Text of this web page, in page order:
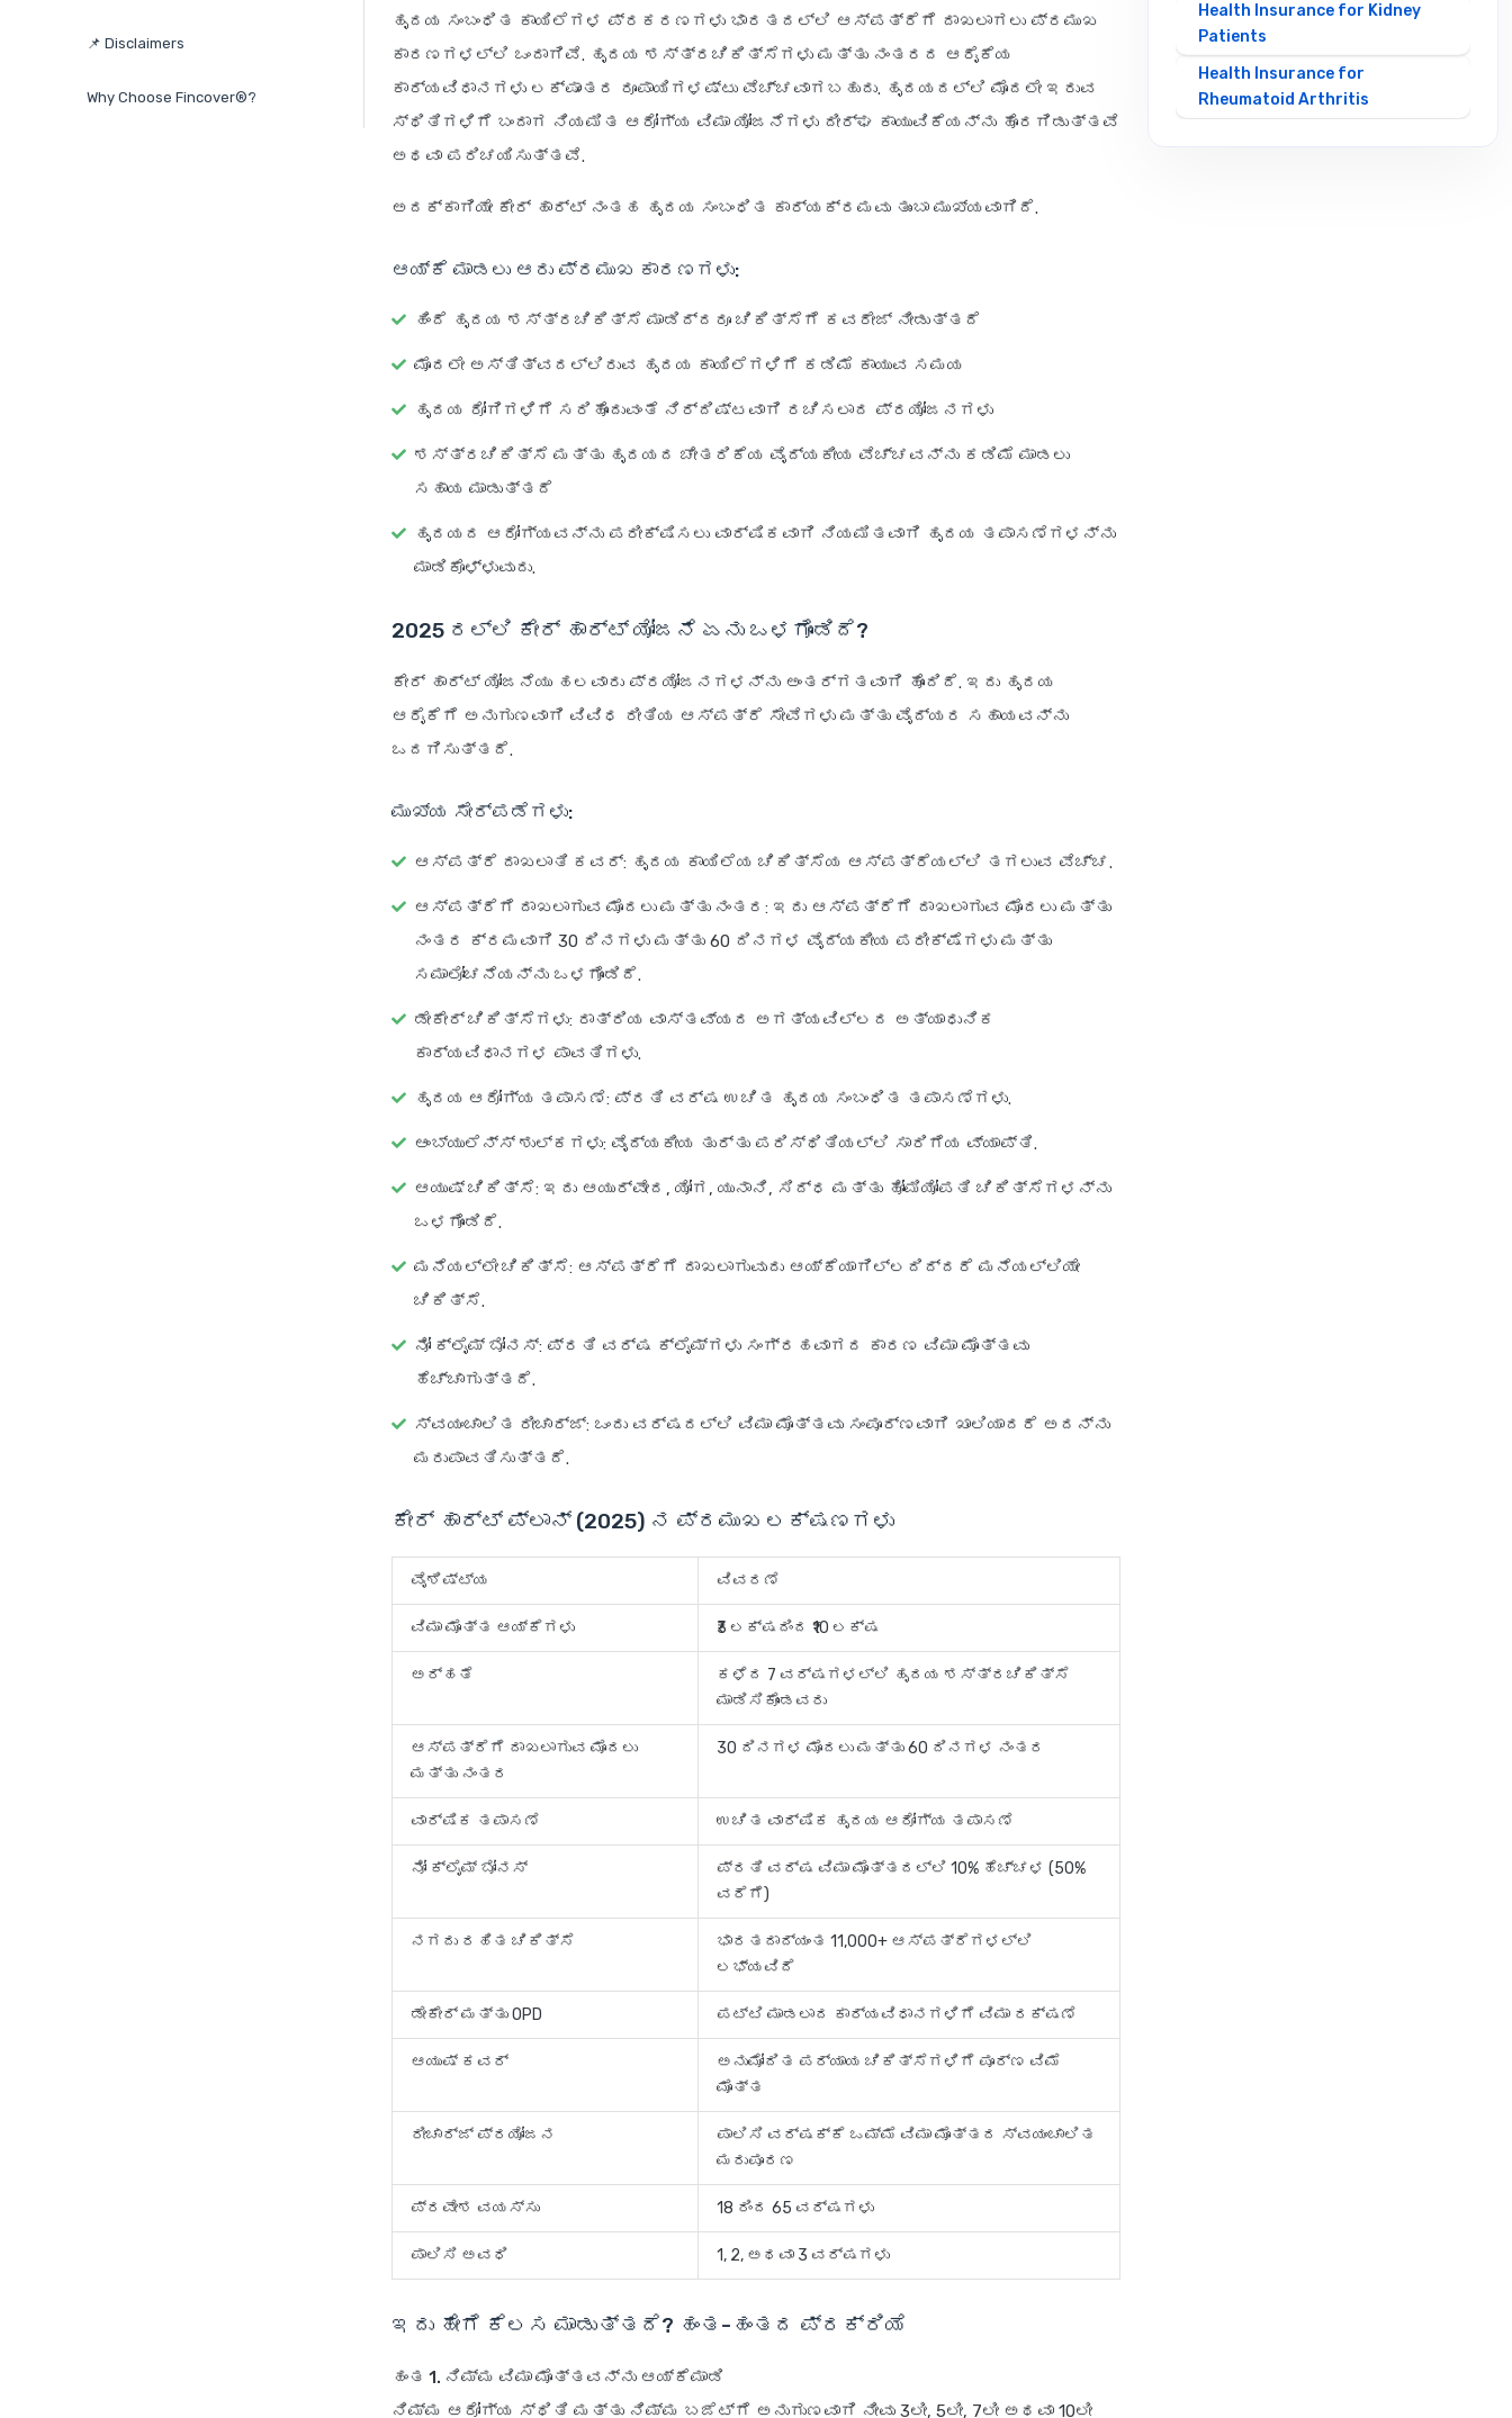
📌 Disclaimers
Why Choose Fincover®?
ಹೃದಯ ಸಂಬಂಧಿತ ಕಾಯಿಲೆಗಳ ಪ್ರಕರಣಗಳು ಭಾರತದಲ್ಲಿ ಆಸ್ಪತ್ರೆಗೆ ದಾಖಲಾಗಲು ಪ್ರಮುಖ
ಕಾರಣಗಳಲ್ಲಿ ಒಂದಾಗಿವೆ. ಹೃದಯ ಶಸ್ತ್ರಚಿಕಿತ್ಸೆಗಳು ಮತ್ತು ನಂತರದ ಆರೈಕೆಯ
ಕಾರ್ಯವಿಧಾನಗಳು ಲಕ್ಷಾಂತರ ರೂಪಾಯಿಗಳಷ್ಟು ವೆಚ್ಚವಾಗಬಹುದು. ಹೃದಯದಲ್ಲಿ ಮೊದಲೇ ಇರುವ
ಸ್ಥಿತಿಗಳಿಗೆ ಬಂದಾಗ ನಿಯಮಿತ ಆರೋಗ್ಯ ವಿಮಾ ಯೋಜನೆಗಳು ದೀರ್ಘ ಕಾಯುವಿಕೆಯನ್ನು ಹೊರಗಿಡುತ್ತವೆ
ಅಥವಾ ಪರಿಚಯಿಸುತ್ತವೆ.
ಅದಕ್ಕಾಗಿಯೇ ಕೇರ್ ಹಾರ್ಟ್ ನಂತಹ ಹೃದಯ ಸಂಬಂಧಿತ ಕಾರ್ಯಕ್ರಮವು ತುಂಬಾ ಮುಖ್ಯವಾಗಿದೆ.
ಆಯ್ಕೆ ಮಾಡಲು ಆರು ಪ್ರಮುಖ ಕಾರಣಗಳು:
ಹಿಂದೆ ಹೃದಯ ಶಸ್ತ್ರಚಿಕಿತ್ಸೆ ಮಾಡಿದ್ದರೂ ಚಿಕಿತ್ಸೆಗೆ ಕವರೇಜ್ ನೀಡುತ್ತದೆ
ಮೊದಲೇ ಅಸ್ತಿತ್ವದಲ್ಲಿರುವ ಹೃದಯ ಕಾಯಿಲೆಗಳಿಗೆ ಕಡಿಮೆ ಕಾಯುವ ಸಮಯ
ಹೃದಯ ರೋಗಿಗಳಿಗೆ ಸರಿಹೊಂದುವಂತೆ ನಿರ್ದಿಷ್ಟವಾಗಿ ರಚಿಸಲಾದ ಪ್ರಯೋಜನಗಳು
ಶಸ್ತ್ರಚಿಕಿತ್ಸೆ ಮತ್ತು ಹೃದಯದ ಚೇತರಿಕೆಯ ವೈದ್ಯಕೀಯ ವೆಚ್ಚವನ್ನು ಕಡಿಮೆ ಮಾಡಲು
ಸಹಾಯ ಮಾಡುತ್ತದೆ
ಹೃದಯದ ಆರೋಗ್ಯವನ್ನು ಪರೀಕ್ಷಿಸಲು ವಾರ್ಷಿಕವಾಗಿ ನಿಯಮಿತವಾಗಿ ಹೃದಯ ತಪಾಸಣೆಗಳನ್ನು
ಮಾಡಿಕೊಳ್ಳುವುದು.
2025 ರಲ್ಲಿ ಕೇರ್ ಹಾರ್ಟ್ ಯೋಜನೆ ಏನು ಒಳಗೊಂಡಿದೆ?
ಕೇರ್ ಹಾರ್ಟ್ ಯೋಜನೆಯು ಹಲವಾರು ಪ್ರಯೋಜನಗಳನ್ನು ಅಂತರ್ಗತವಾಗಿ ಹೊಂದಿದೆ. ಇದು ಹೃದಯ
ಆರೈಕೆಗೆ ಅನುಗುಣವಾಗಿ ವಿವಿಧ ರೀತಿಯ ಆಸ್ಪತ್ರೆ ಸೇವೆಗಳು ಮತ್ತು ವೈದ್ಯರ ಸಹಾಯವನ್ನು
ಒದಗಿಸುತ್ತದೆ.
ಮುಖ್ಯ ಸೇರ್ಪಡೆಗಳು:
ಆಸ್ಪತ್ರೆ ದಾಖಲಾತಿ ಕವರ್: ಹೃದಯ ಕಾಯಿಲೆಯ ಚಿಕಿತ್ಸೆಯ ಆಸ್ಪತ್ರೆಯಲ್ಲಿ ತಗಲುವ ವೆಚ್ಚ.
ಆಸ್ಪತ್ರೆಗೆ ದಾಖಲಾಗುವ ಮೊದಲು ಮತ್ತು ನಂತರ : ಇದು ಆಸ್ಪತ್ರೆಗೆ ದಾಖಲಾಗುವ ಮೊದಲು ಮತ್ತು
ನಂತರ ಕ್ರಮವಾಗಿ 30 ದಿನಗಳು ಮತ್ತು 60 ದಿನಗಳ ವೈದ್ಯಕೀಯ ಪರೀಕ್ಷೆಗಳು ಮತ್ತು
ಸಮಾಲೋಚನೆಯನ್ನು ಒಳಗೊಂಡಿದೆ.
ಡೇಕೇರ್ ಚಿಕಿತ್ಸೆಗಳು: ರಾತ್ರಿಯ ವಾಸ್ತವ್ಯದ ಅಗತ್ಯವಿಲ್ಲದ ಅತ್ಯಾಧುನಿಕ
ಕಾರ್ಯವಿಧಾನಗಳ ಪಾವತಿಗಳು.
ಹೃದಯ ಆರೋಗ್ಯ ತಪಾಸಣೆ: ಪ್ರತಿ ವರ್ಷ ಉಚಿತ ಹೃದಯ ಸಂಬಂಧಿತ ತಪಾಸಣೆಗಳು.
ಆಂಬ್ಯುಲೆನ್ಸ್ ಶುಲ್ಕಗಳು: ವೈದ್ಯಕೀಯ ತುರ್ತು ಪರಿಸ್ಥಿತಿಯಲ್ಲಿ ಸಾರಿಗೆಯ ವ್ಯಾಪ್ತಿ.
ಆಯುಷ್ ಚಿಕಿತ್ಸೆ: ಇದು ಆಯುರ್ವೇದ, ಯೋಗ, ಯುನಾನಿ, ಸಿದ್ಧ ಮತ್ತು ಹೋಮಿಯೋಪತಿ ಚಿಕಿತ್ಸೆಗಳನ್ನು
ಒಳಗೊಂಡಿದೆ.
ಮನೆಯಲ್ಲೇ ಚಿಕಿತ್ಸೆ: ಆಸ್ಪತ್ರೆಗೆ ದಾಖಲಾಗುವುದು ಆಯ್ಕೆಯಾಗಿಲ್ಲದಿದ್ದರೆ ಮನೆಯಲ್ಲಿಯೇ
ಚಿಕಿತ್ಸೆ.
ನೋ ಕ್ಲೈಮ್ ಬೋನಸ್: ಪ್ರತಿ ವರ್ಷ ಕ್ಲೈಮ್‌ಗಳು ಸಂಗ್ರಹವಾಗದ ಕಾರಣ ವಿಮಾ ಮೊತ್ತವು
ಹೆಚ್ಚಾಗುತ್ತದೆ.
ಸ್ವಯಂಚಾಲಿತ ರೀಚಾರ್ಜ್: ಒಂದು ವರ್ಷದಲ್ಲಿ ವಿಮಾ ಮೊತ್ತವು ಸಂಪೂರ್ಣವಾಗಿ ಖಾಲಿಯಾದರೆ ಅದನ್ನು
ಮರುಪಾವತಿಸುತ್ತದೆ.
ಕೇರ್ ಹಾರ್ಟ್ ಪ್ಲಾನ್ (2025) ನ ಪ್ರಮುಖ ಲಕ್ಷಣಗಳು
ವೈಶಿಷ್ಟ್ಯ ವಿವರಣೆ
ವಿಮಾ ಮೊತ್ತ ಆಯ್ಕೆಗಳು ₹3 ಲಕ್ಷದಿಂದ ₹10 ಲಕ್ಷ
ಅರ್ಹತೆ
ಕಳೆದ 7 ವರ್ಷಗಳಲ್ಲಿ ಹೃದಯ ಶಸ್ತ್ರಚಿಕಿತ್ಸೆ
ಮಾಡಿಸಿಕೊಂಡವರು
ಆಸ್ಪತ್ರೆಗೆ ದಾಖಲಾಗುವ ಮೊದಲು
ಮತ್ತು ನಂತರ
30 ದಿನಗಳ ಮೊದಲು ಮತ್ತು 60 ದಿನಗಳ ನಂತರ
ವಾರ್ಷಿಕ ತಪಾಸಣೆ ಉಚಿತ ವಾರ್ಷಿಕ ಹೃದಯ ಆರೋಗ್ಯ ತಪಾಸಣೆ
ನೋ ಕ್ಲೈಮ್ ಬೋನಸ್
ಪ್ರತಿ ವರ್ಷ ವಿಮಾ ಮೊತ್ತದಲ್ಲಿ 10% ಹೆಚ್ಚಳ (50%
ವರೆಗೆ)
ನಗದು ರಹಿತ ಚಿಕಿತ್ಸೆ
ಭಾರತದಾದ್ಯಂತ 11,000+ ಆಸ್ಪತ್ರೆಗಳಲ್ಲಿ
ಲಭ್ಯವಿದೆ
ಡೇಕೇರ್ ಮತ್ತು OPD ಪಟ್ಟಿ ಮಾಡಲಾದ ಕಾರ್ಯವಿಧಾನಗಳಿಗೆ ವಿಮಾ ರಕ್ಷಣೆ
ಆಯುಷ್ ಕವರ್
ಅನುಮೋದಿತ ಪರ್ಯಾಯ ಚಿಕಿತ್ಸೆಗಳಿಗೆ ಪೂರ್ಣ ವಿಮೆ
ಮೊತ್ತ
ರೀಚಾರ್ಜ್ ಪ್ರಯೋಜನ
ಪಾಲಿಸಿ ವರ್ಷಕ್ಕೆ ಒಮ್ಮೆ ವಿಮಾ ಮೊತ್ತದ ಸ್ವಯಂಚಾಲಿತ
ಮರುಪೂರಣ
ಪ್ರವೇಶ ವಯಸ್ಸು 18 ರಿಂದ 65 ವರ್ಷಗಳು
ಪಾಲಿಸಿ ಅವಧಿ 1, 2, ಅಥವಾ 3 ವರ್ಷಗಳು
ಇದು ಹೇಗೆ ಕೆಲಸ ಮಾಡುತ್ತದೆ? ಹಂತ-ಹಂತದ ಪ್ರಕ್ರಿಯೆ
ಹಂತ 1. ನಿಮ್ಮ ವಿಮಾ ಮೊತ್ತವನ್ನು ಆಯ್ಕೆಮಾಡಿ
ನಿಮ್ಮ ಆರೋಗ್ಯ ಸ್ಥಿತಿ ಮತ್ತು ನಿಮ್ಮ ಬಜೆಟ್‌ಗೆ ಅನುಗುಣವಾಗಿ ನೀವು 3ಲೀ, 5ಲೀ, 7ಲೀ ಅಥವಾ 10ಲೀ
Health Insurance for Kidney
Patients
Health Insurance for
Rheumatoid Arthritis